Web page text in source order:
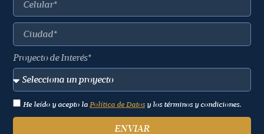
Proyecto de Interés*
He leído y acepto la Política de Datos y los términos y condiciones.
ENVIAR